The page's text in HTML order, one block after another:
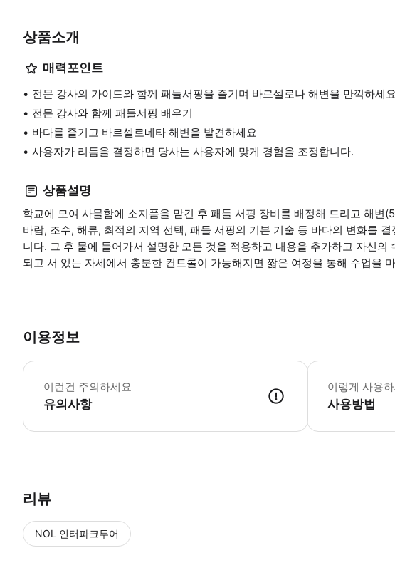
상품소개
매력포인트
전문 강사의 가이드와 함께 패들서핑을 즐기며 바르셀로나 해변을 만끽하세
전문 강사와 함께 패들서핑 배우기
바다를 즐기고 바르셀로네타 해변을 발견하세요
사용자가 리듬을 결정하면 당사는 사용자에 맞게 경험을 조정합니다.
상품설명
학교에 모여 사물함에 소지품을 맡긴 후 패들 서핑 장비를 배정해 드리고 해변
바람, 조수, 해류, 최적의 지역 선택, 패들 서핑의 기본 기술 등 바다의 변화를
니다. 그 후 물에 들어가서 설명한 모든 것을 적용하고 내용을 추가하고 자신의
되고 서 있는 자세에서 충분한 컨트롤이 가능해지면 짧은 여정을 통해 수업을
이용정보
이런건 주의하세요
유의사항
* 소요시간 : 90분 (
이렇게 사용
사용방법
리뷰
NOL 인터파크투어